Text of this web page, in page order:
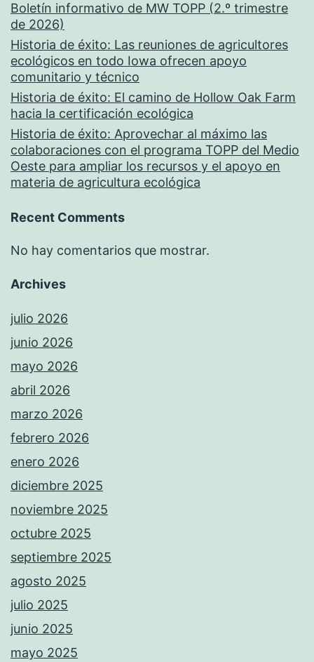
Boletín informativo de MW TOPP (2.º trimestre
de 2026)
Historia de éxito: Las reuniones de agricultores
ecológicos en todo Iowa ofrecen apoyo
comunitario y técnico
Historia de éxito: El camino de Hollow Oak Farm
hacia la certificación ecológica
Historia de éxito: Aprovechar al máximo las
colaboraciones con el programa TOPP del Medio
Oeste para ampliar los recursos y el apoyo en
materia de agricultura ecológica
Recent Comments
No hay comentarios que mostrar.
Archives
julio 2026
junio 2026
mayo 2026
abril 2026
marzo 2026
febrero 2026
enero 2026
diciembre 2025
noviembre 2025
octubre 2025
septiembre 2025
agosto 2025
julio 2025
junio 2025
mayo 2025